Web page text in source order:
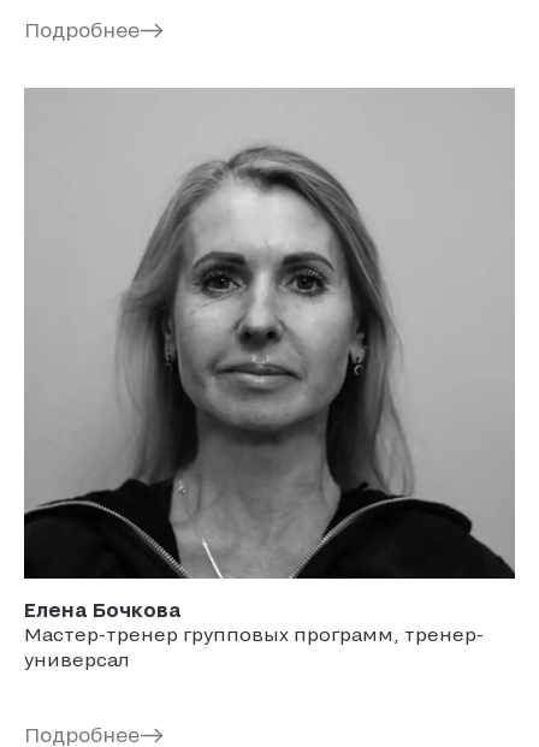
Подробнее
Елена Бочкова
Мастер-тренер групповых программ, тренер-
универсал
Подробнее